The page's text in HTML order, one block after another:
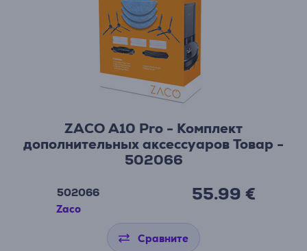
ZACO A10 Pro - Комплект
дополнительных аксессуаров Товар -
502066
502066
Zaco
55.99 €
Сравните